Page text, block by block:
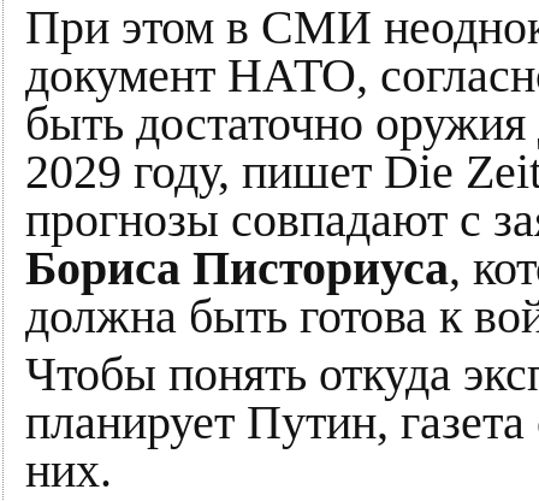
При этом в СМИ
документ НАТО,
быть достаточно
2029 году, пишет Die
прогнозы совпадают с
Бориса Писториуса,
должна быть готова к
Чтобы понять откуда
планирует Путин,
них.